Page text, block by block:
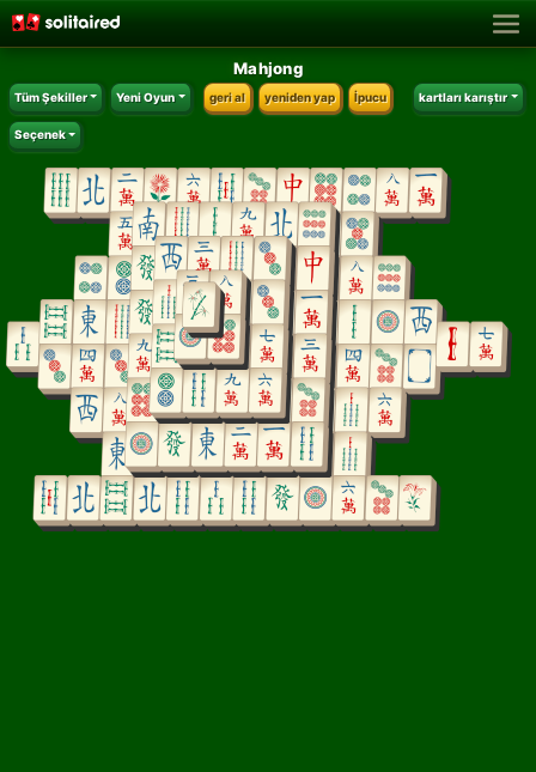
Mahjong
Tüm Şekiller Yeni Oyun geri al yeniden yap İpucu kartları karıştır
Seçenek